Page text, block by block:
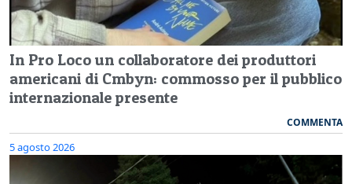
In Pro Loco un collaboratore dei produttori
americani di Cmbyn: commosso per il pubblico
internazionale presente
COMMENTA
5 agosto 2026